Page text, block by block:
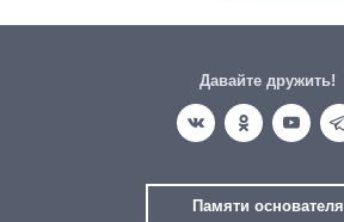
Давайте дружить!
Памяти основателя